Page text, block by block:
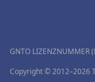
GNTO LIZENZNUMMER
Copyright © 2012–2026